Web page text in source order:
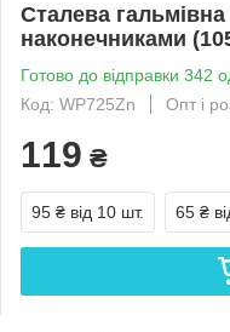
Сталева
наконечниками
Готово до відправки 342
Код: WP725Zn
Опт і
119 ₴
95 ₴ від 10 шт. 65 ₴